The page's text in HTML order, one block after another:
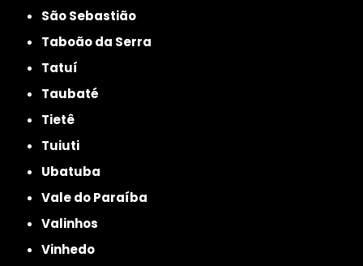
São Sebastião
Taboão da Serra
Tatuí
Taubaté
Tietê
Tuiuti
Ubatuba
Vale do Paraíba
Valinhos
Vinhedo